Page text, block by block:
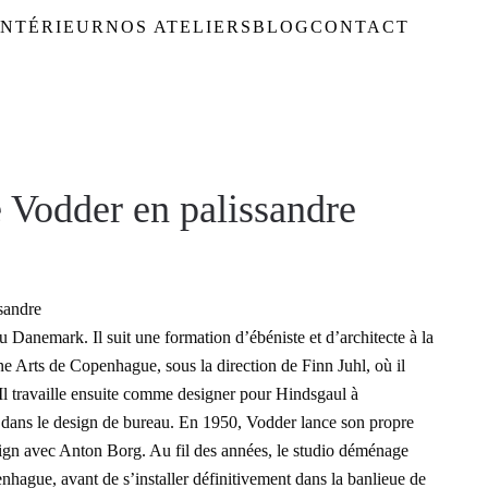
NOS ATELIERSBLOGCONTACT
en palissandre
Danemark. Il suit une formation d’ébéniste et d’architecte à la
Arts de Copenhague, sous la direction de Finn Juhl, où il
travaille ensuite comme designer pour Hindsgaul à
le design de bureau. En 1950, Vodder lance son propre
avec Anton Borg. Au fil des années, le studio déménage
avant de s’installer définitivement dans la banlieue de